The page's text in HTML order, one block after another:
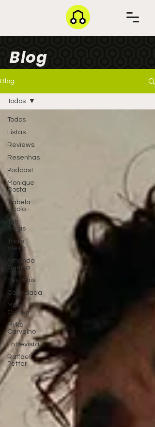
Blog
Blog
Todos
Listas
Reviews
Resenhas
Podcast
Monique
Costa
Isabela
Picolo
Tati
Regis
Thaís
Vieira
Amanda
Guerra
Festivais
Convidada
Mallu
Correa
Myka
Carvalho
Entrevista
Raffael
Petter
Todos